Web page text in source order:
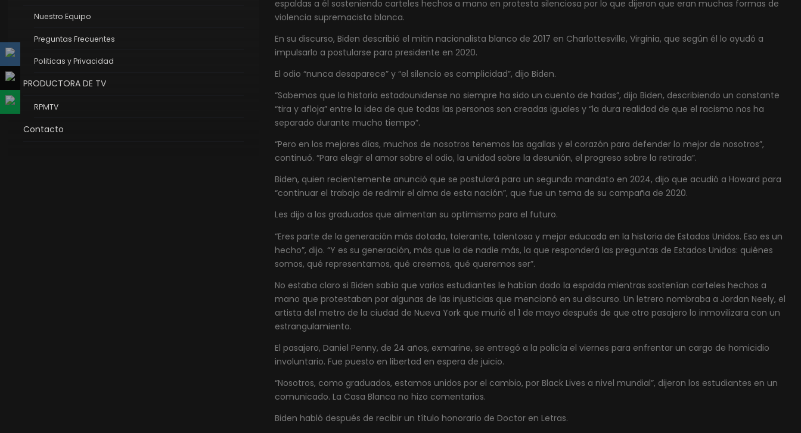
espaldas a él sosteniendo carteles hechos a mano en protesta silenciosa por lo que dijeron que eran muchas formas de
violencia supremacista blanca.
En su discurso, Biden describió el mitin nacionalista blanco de 2017 en Charlottesville, Virginia, que según él lo ayudó a
impulsarlo a postularse para presidente en 2020.
El odio “nunca desaparece” y “el silencio es complicidad”, dijo Biden.
“Sabemos que la historia estadounidense no siempre ha sido un cuento de hadas”, dijo Biden, describiendo un constante
“tira y afloja” entre la idea de que todas las personas son creadas iguales y “la dura realidad de que el racismo nos ha
separado durante mucho tiempo”.
“Pero en los mejores días, muchos de nosotros tenemos las agallas y el corazón para defender lo mejor de nosotros”,
continuó. “Para elegir el amor sobre el odio, la unidad sobre la desunión, el progreso sobre la retirada”.
Biden, quien recientemente anunció que se postulará para un segundo mandato en 2024, dijo que acudió a Howard para
“continuar el trabajo de redimir el alma de esta nación”, que fue un tema de su campaña de 2020.
Les dijo a los graduados que alimentan su optimismo para el futuro.
“Eres parte de la generación más dotada, tolerante, talentosa y mejor educada en la historia de Estados Unidos. Eso es un
hecho”, dijo. “Y es su generación, más que la de nadie más, la que responderá las preguntas de Estados Unidos: quiénes
somos, qué representamos, qué creemos, qué queremos ser”.
No estaba claro si Biden sabía que varios estudiantes le habían dado la espalda mientras sostenían carteles hechos a
mano que protestaban por algunas de las injusticias que mencionó en su discurso. Un letrero nombraba a Jordan Neely, el
artista del metro de la ciudad de Nueva York que murió el 1 de mayo después de que otro pasajero lo inmovilizara con un
estrangulamiento.
El pasajero, Daniel Penny, de 24 años, exmarine, se entregó a la policía el viernes para enfrentar un cargo de homicidio
involuntario. Fue puesto en libertad en espera de juicio.
“Nosotros, como graduados, estamos unidos por el cambio, por Black Lives a nivel mundial”, dijeron los estudiantes en un
comunicado. La Casa Blanca no hizo comentarios.
Biden habló después de recibir un título honorario de Doctor en Letras.
Nuestro Equipo
Preguntas Frecuentes
Politicas y Privacidad
PRODUCTORA DE TV
RPMTV
Contacto